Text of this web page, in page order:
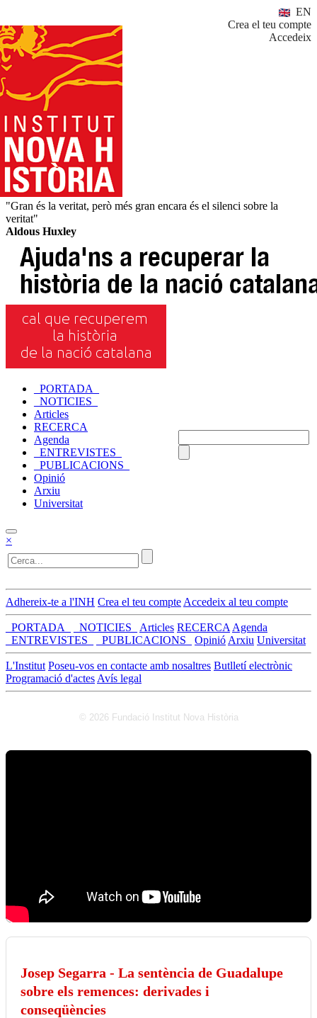
EN
Crea el teu compte
Accedeix
"Gran és la veritat, però més gran encara és el silenci sobre la
veritat"
Aldous Huxley
_PORTADA_
_NOTICIES_
Articles
RECERCA
Agenda
_ENTREVISTES_
_PUBLICACIONS_
Opinió
Arxiu
Universitat
×
Adhereix-te a l'INH Crea el teu compte Accedeix al teu compte
_PORTADA_ _NOTICIES_ Articles RECERCA Agenda
_ENTREVISTES_
_PUBLICACIONS_ Opinió Arxiu Universitat
L'Institut Poseu-vos en contacte amb nosaltres Butlletí electrònic
Programació d'actes Avís legal
© 2026 Fundació Institut Nova Història
Josep Segarra - La sentència de Guadalupe
sobre els remences: derivades i
conseqüències